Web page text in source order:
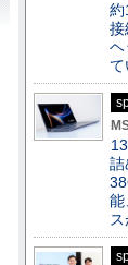
約
接
ヘ
て
詰
能